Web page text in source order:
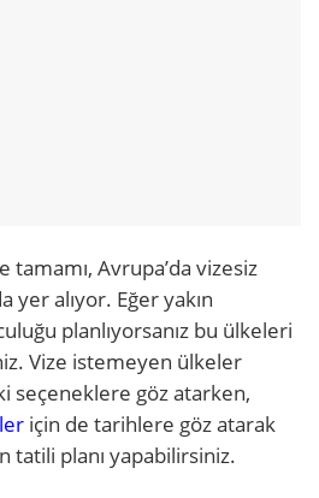
tamamı, Avrupa’da vizesiz
yer alıyor. Eğer yakın
planlıyorsanız bu ülkeleri
Vize istemeyen ülkeler
seçeneklere göz atarken,
için de tarihlere göz atarak
tatili planı yapabilirsiniz.